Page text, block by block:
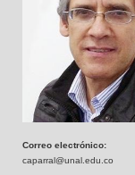
Correo electrónico:
caparral@unal.edu.co